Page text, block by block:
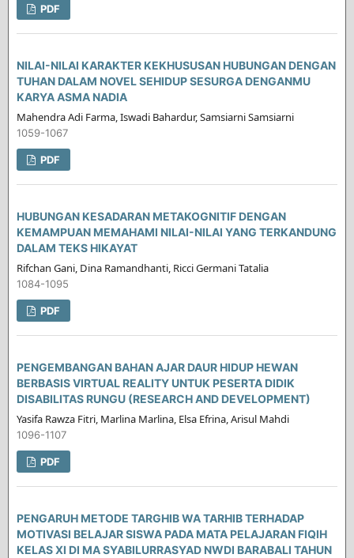
PDF
NILAI-NILAI KARAKTER KEKHUSUSAN HUBUNGAN DENGAN
TUHAN DALAM NOVEL SEHIDUP SESURGA DENGANMU
KARYA ASMA NADIA
Mahendra Adi Farma, Iswadi Bahardur, Samsiarni Samsiarni
1059-1067
PDF
HUBUNGAN KESADARAN METAKOGNITIF DENGAN
KEMAMPUAN MEMAHAMI NILAI-NILAI YANG TERKANDUNG
DALAM TEKS HIKAYAT
Rifchan Gani, Dina Ramandhanti, Ricci Germani Tatalia
1084-1095
PDF
PENGEMBANGAN BAHAN AJAR DAUR HIDUP HEWAN
BERBASIS VIRTUAL REALITY UNTUK PESERTA DIDIK
DISABILITAS RUNGU (RESEARCH AND DEVELOPMENT)
Yasifa Rawza Fitri, Marlina Marlina, Elsa Efrina, Arisul Mahdi
1096-1107
PDF
PENGARUH METODE TARGHIB WA TARHIB TERHADAP
MOTIVASI BELAJAR SISWA PADA MATA PELAJARAN FIQIH
KELAS XI DI MA SYABILURRASYAD NWDI BARABALI TAHUN